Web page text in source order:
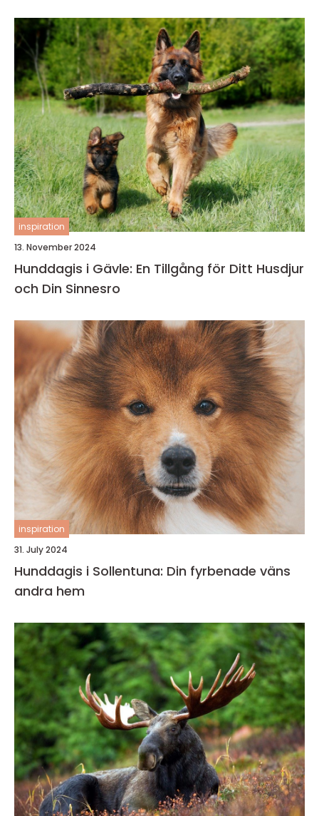
inspiration
13. November 2024
Hunddagis i Gävle: En Tillgång för Ditt Husdjur
och Din Sinnesro
inspiration
31. July 2024
Hunddagis i Sollentuna: Din fyrbenade väns
andra hem